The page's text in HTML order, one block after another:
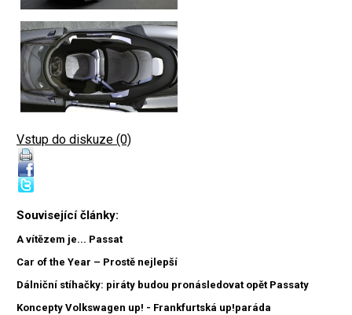
Vstup do diskuze (0)
Související články:
A vítězem je... Passat
Car of the Year – Prostě nejlepší
Dálniční stíhačky: piráty budou pronásledovat opět Passaty
Koncepty Volkswagen up! - Frankfurtská up!paráda